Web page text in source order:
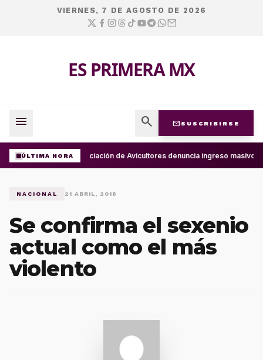
VIERNES, 7 DE AGOSTO DE 2026
ES PRIMERA MX
menu search mail SUSCRIBIRSE
ÚLTIMA HORA Asociación de Avicultores denuncia ingreso masivo
NACIONAL 21 ABRIL, 2018
Se confirma el sexenio
actual como el más
violento